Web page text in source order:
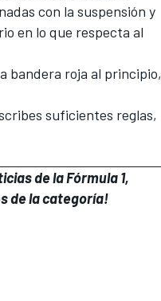
con la suspensión y
en lo que respecta al
bandera roja al principio,
suficientes reglas,
de la Fórmula 1,
de la categoría!